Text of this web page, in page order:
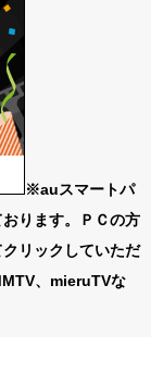
※auスマートパ
ります。ＰＣの方
リックしていただ
、mieruTVな